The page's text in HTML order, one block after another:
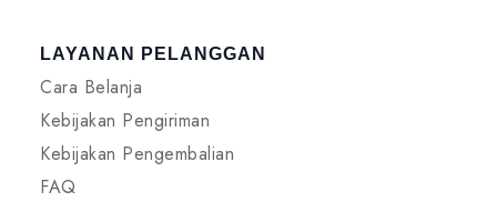
LAYANAN PELANGGAN
Cara Belanja
Kebijakan Pengiriman
Kebijakan Pengembalian
FAQ